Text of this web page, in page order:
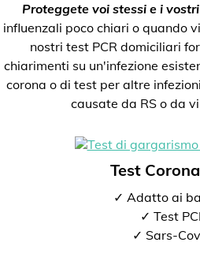
Proteggete voi stessi e i
influenzali poco chiari o quando
nostri test PCR domiciliari
chiarimenti su un'infezione
corona o di test per altre
causate da RS o da
Test
✓ Adatto ai
✓ Test
✓ Sars-